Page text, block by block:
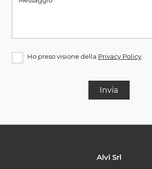
Ho preso visione della Privacy Policy
Invia
Alvi Srl